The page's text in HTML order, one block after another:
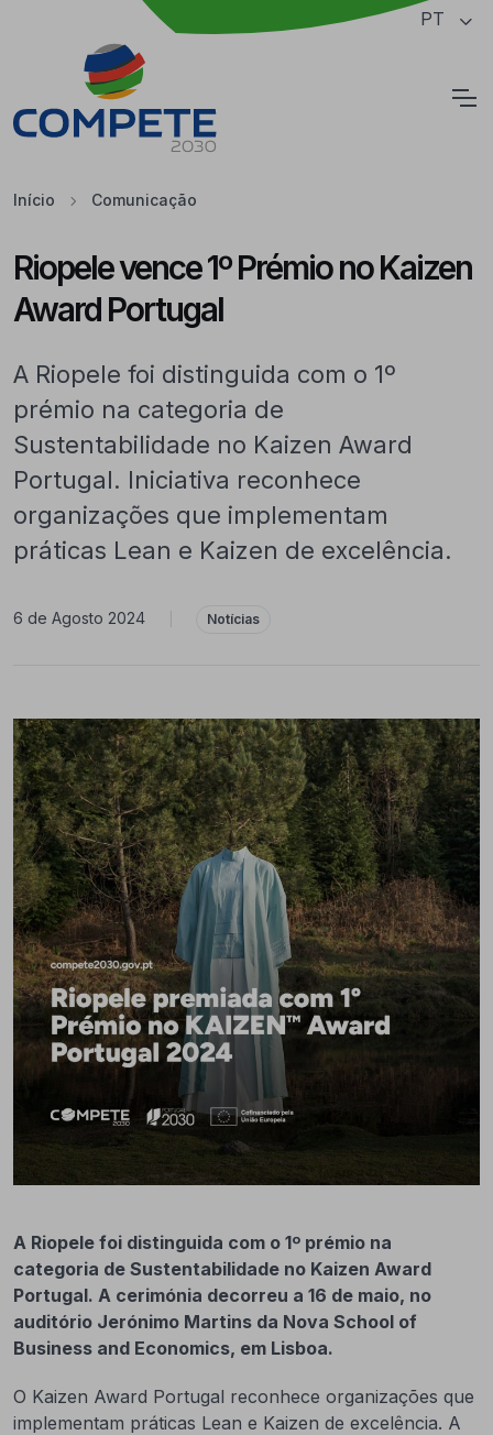
Saltar para o conteúdo principal da página PT
Início Comunicação
Riopele vence 1º Prémio no Kaizen
Award Portugal
A Riopele foi distinguida com o 1º
prémio na categoria de
Sustentabilidade no Kaizen Award
Portugal. Iniciativa reconhece
organizações que implementam
práticas Lean e Kaizen de excelência.
6 de Agosto 2024 Notícias
A Riopele foi distinguida com o 1º prémio na
categoria de Sustentabilidade no Kaizen Award
Portugal. A cerimónia decorreu a 16 de maio, no
auditório Jerónimo Martins da Nova School of
Business and Economics, em Lisboa.
O Kaizen Award Portugal reconhece organizações que
implementam práticas Lean e Kaizen de excelência. A